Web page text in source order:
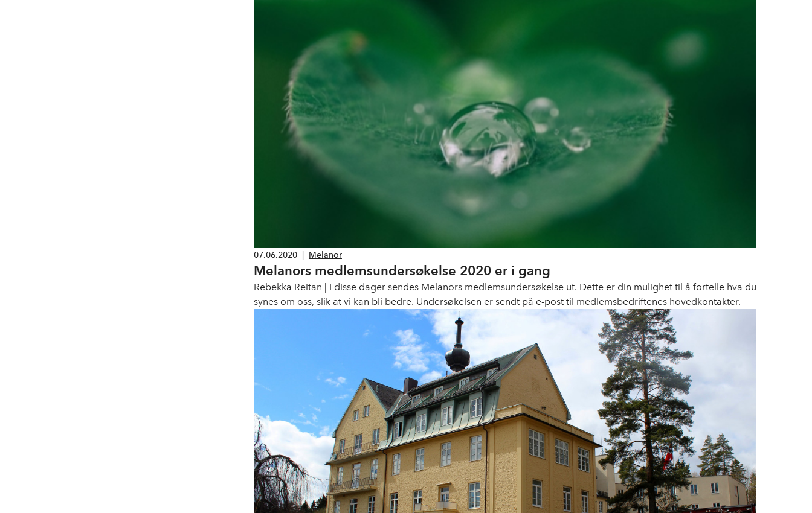
07.06.2020 Melanor
Melanors medlemsundersøkelse 2020 er i gang
Rebekka Reitan | I disse dager sendes Melanors medlemsundersøkelse ut. Dette er din mulighet til å fortelle hva du
synes om oss, slik at vi kan bli bedre. Undersøkelsen er sendt på e-post til medlemsbedriftenes hovedkontakter.